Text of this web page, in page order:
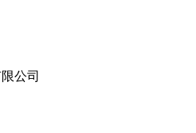
公司